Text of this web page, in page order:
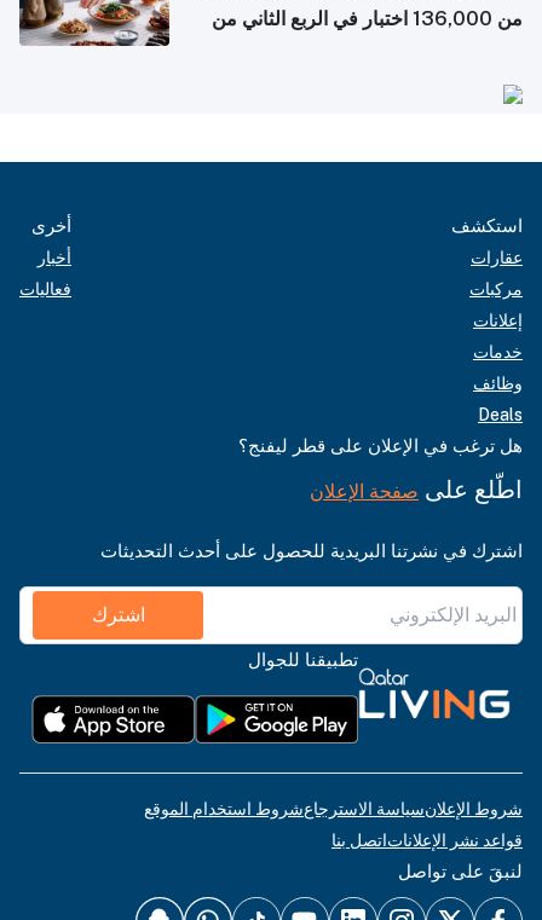
من 136,000 اختبار في الربع الثاني من
استكشف
عقارات
مركبات
إعلانات
خدمات
وظائف
Deals
أخرى
أخبار
فعاليات
هل ترغب في الإعلان على قطر ليفنج؟
اطّلع على صفحة الإعلان
اشترك في نشرتنا البريدية للحصول على أحدث التحديثات
اشترك
تطبيقنا للجوال
شروط الإعلانسياسة الاسترجاعشروط استخدام الموقع
قواعد نشر الإعلاناتاتصل بنا
لنبقَ على تواصل